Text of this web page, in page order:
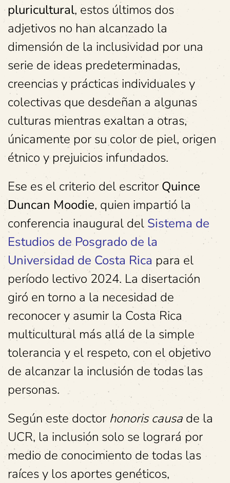
pluricultural, estos últimos dos
adjetivos no han alcanzado la
dimensión de la inclusividad por una
serie de ideas predeterminadas,
creencias y prácticas individuales y
colectivas que desdeñan a algunas
culturas mientras exaltan a otras,
únicamente por su color de piel, origen
étnico y prejuicios infundados.
Ese es el criterio del escritor Quince
Duncan Moodie, quien impartió la
conferencia inaugural del Sistema de
Estudios de Posgrado de la
Universidad de Costa Rica para el
período lectivo 2024. La disertación
giró en torno a la necesidad de
reconocer y asumir la Costa Rica
multicultural más allá de la simple
tolerancia y el respeto, con el objetivo
de alcanzar la inclusión de todas las
personas.
Según este doctor honoris causa de la
UCR, la inclusión solo se logrará por
medio de conocimiento de todas las
raíces y los aportes genéticos,